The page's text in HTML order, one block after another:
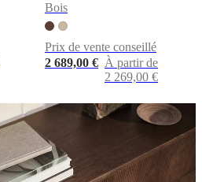
Bois
Prix de vente conseillé
2 689,00 € À partir de
2 269,00 €